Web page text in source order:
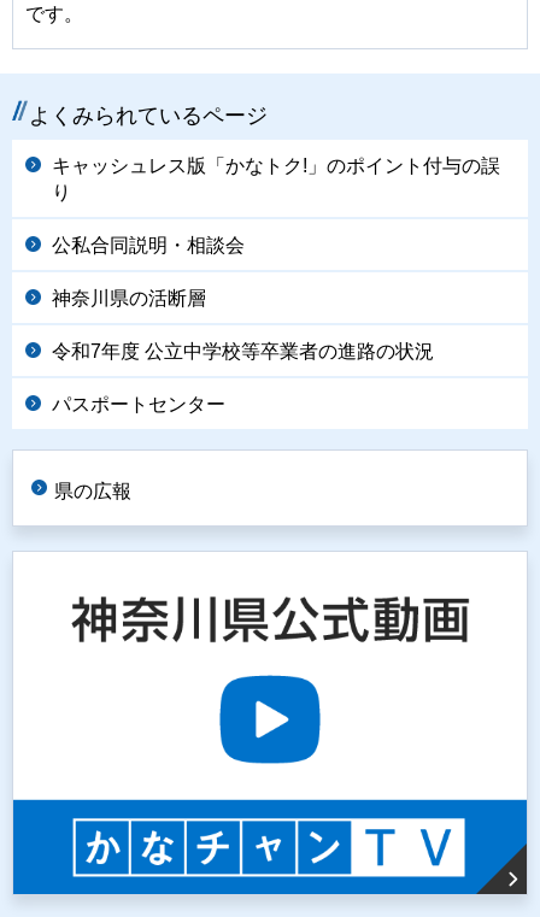
です。
よくみられているページ
キャッシュレス版「かなトク!」のポイント付与の誤
り
公私合同説明・相談会
神奈川県の活断層
令和7年度 公立中学校等卒業者の進路の状況
パスポートセンター
県の広報